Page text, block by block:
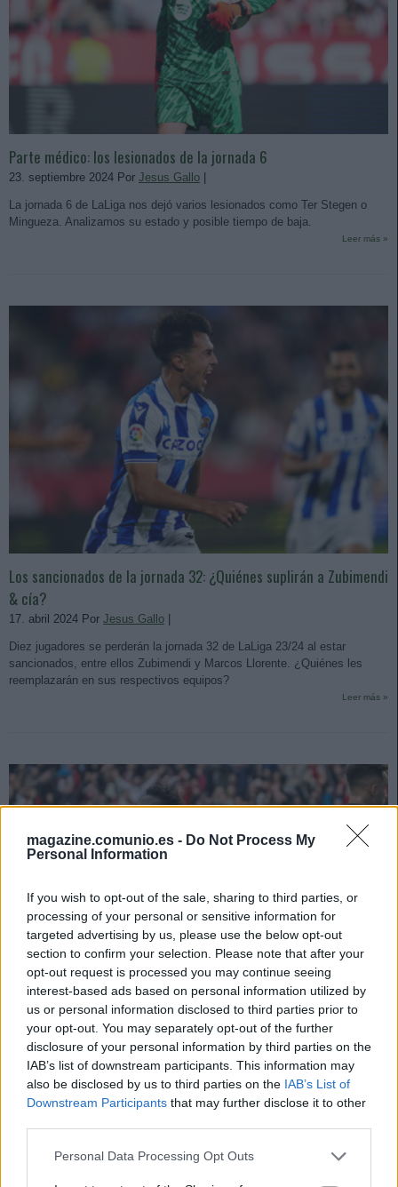
magazine.comunio.es - Do Not Process My
Personal Information
If you wish to opt-out of the sale, sharing to third parties, or
processing of your personal or sensitive information for
targeted advertising by us, please use the below opt-out
section to confirm your selection. Please note that after your
opt-out request is processed you may continue seeing
interest-based ads based on personal information utilized by
us or personal information disclosed to third parties prior to
your opt-out. You may separately opt-out of the further
disclosure of your personal information by third parties on the
IAB’s list of downstream participants. This information may
also be disclosed by us to third parties on the IAB’s List of
Downstream Participants that may further disclose it to other
Please note that this website/app uses one or more Google
Personal Data Processing Opt Outs
Parte médico: los lesionados de la jornada 6
23. septiembre 2024 Por Jesus Gallo
La jornada 6 de LaLiga nos dejó varios lesionados como Ter Stegen o
Mingueza. Analizamos su estado y posible tiempo de baja.
Leer más »
Los sancionados de la jornada 32: ¿Quiénes suplirán a Zubimendi
& cía?
17. abril 2024 Por Jesus Gallo |
Diez jugadores se perderán la jornada 32 de LaLiga 23/24 al estar
sancionados, entre ellos Zubimendi y Marcos Llorente. ¿Quiénes les
reemplazarán en sus respectivos equipos?
Leer más »
Consejos de compra: cinco fichajes ‘low cost’ para la jornada 13
8. noviembre 2023 Por Jesus Gallo|
Si necesitas completar tu equipo de la jornada 13 con jugadores 'low
cost', te presentamos cinco futbolistas que pueden ser titulares o tener